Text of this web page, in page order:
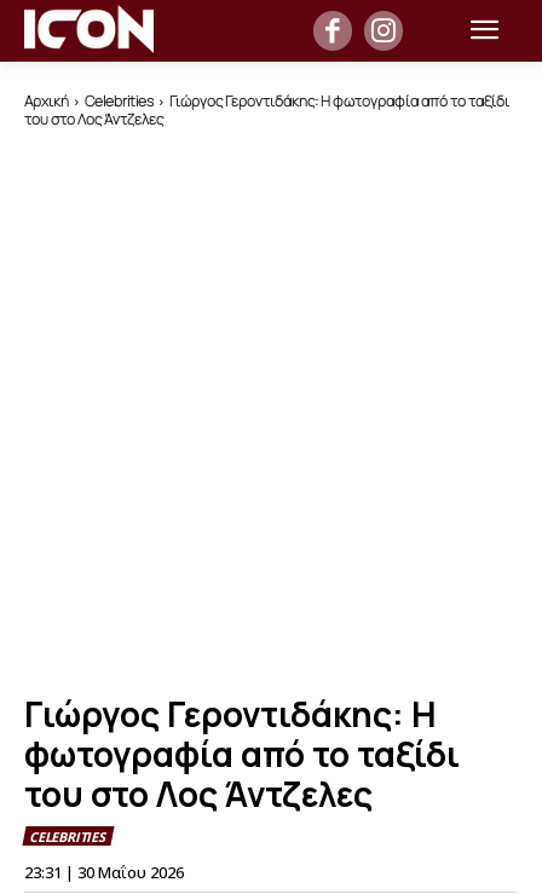
Αρχική Celebrities
Γιώργος Γεροντιδάκης: Η φωτογραφία από το ταξίδι
του στο Λος Άντζελες
Γιώργος Γεροντιδάκης: Η
φωτογραφία από το ταξίδι
του στο Λος Άντζελες
CELEBRITIES
23:31 | 30 Μαΐου 2026